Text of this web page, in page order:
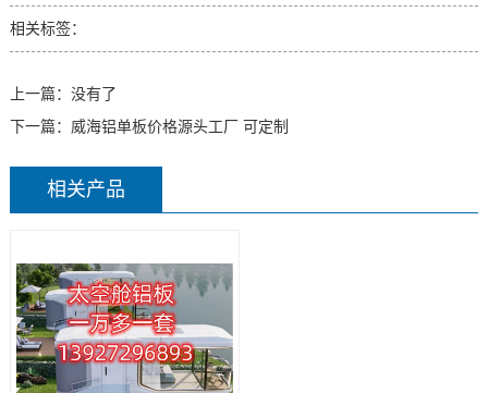
相关标签：
上一篇：没有了
下一篇： 威海铝单板价格源头工厂 可定制
相关产品